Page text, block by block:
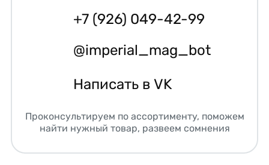
+7 (926) 049-42-99
@imperial_mag_bot
Написать в VK
Проконсультируем по ассортименту, поможем
найти нужный товар, развеем сомнения